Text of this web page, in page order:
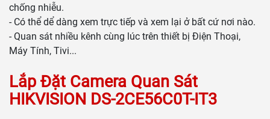
chống nhiễu.
- Có thể dể dàng xem trực tiếp và xem lại ở bất cứ nơi nào.
- Quan sát nhiều kênh cùng lúc trên thiết bị Điện Thoại,
Máy Tính, Tivi...
Lắp Đặt Camera Quan Sát
HIKVISION DS-2CE56C0T-IT3